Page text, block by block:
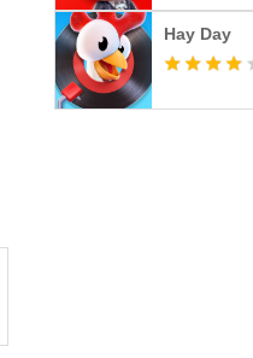
Hay Day